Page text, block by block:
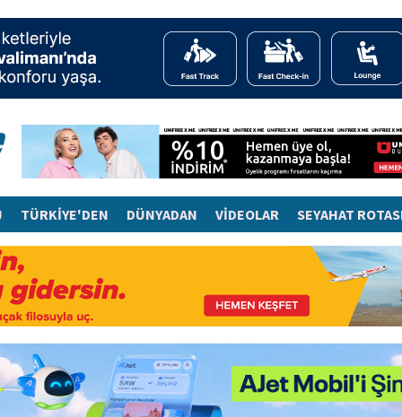
TÜRKİYE'DEN DÜNYADAN VİDEOLAR SEYAHAT